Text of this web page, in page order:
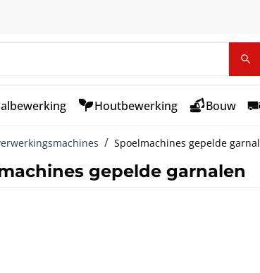
Houtbewerking Bouw
Spoelmachines gepelde
gepelde garnalen